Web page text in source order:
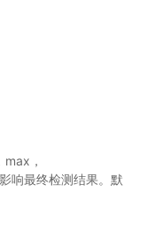
，
响最终检测结果。默